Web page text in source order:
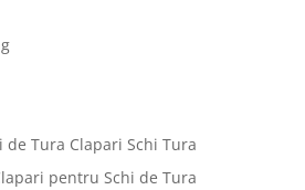
Tura Clapari Schi Tura
pentru Schi de Tura